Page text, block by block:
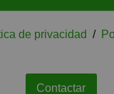
Contactar
de privacidad /